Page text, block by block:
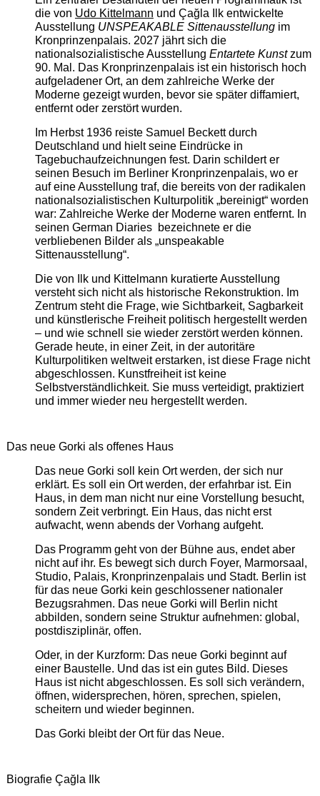
die von Udo Kittelmann und Çağla Ilk entwickelte
Ausstellung UNSPEAKABLE Sittenausstellungim
Kronprinzenpalais. 2027 jährt sich die
nationalsozialistische Ausstellung Entartete Kunstzum
90. Mal. Das Kronprinzenpalais ist ein historisch hoch
aufgeladener Ort, an dem zahlreiche Werke der
Moderne gezeigt wurden, bevor sie später diffamiert,
entfernt oder zerstört wurden.
Im Herbst 1936 reiste Samuel Beckett durch
Deutschland und hielt seine Eindrücke in
Tagebuchaufzeichnungen fest. Darin schildert er
seinen Besuch im Berliner Kronprinzenpalais, wo er
auf eine Ausstellung traf, die bereits von der radikalen
nationalsozialistischen Kulturpolitik „bereinigt“ worden
war: Zahlreiche Werke der Moderne waren entfernt. In
seinen German Diaries bezeichnete er die
verbliebenen Bilder als „unspeakable
Sittenausstellung“.
Die von Ilk und Kittelmann kuratierte Ausstellung
versteht sich nicht als historische Rekonstruktion. Im
Zentrum steht die Frage, wie Sichtbarkeit, Sagbarkeit
und künstlerische Freiheit politisch hergestellt werden
– und wie schnell sie wieder zerstört werden können.
Gerade heute, in einer Zeit, in der autoritäre
Kulturpolitiken weltweit erstarken, ist diese Frage nicht
abgeschlossen. Kunstfreiheit ist keine
Selbstverständlichkeit. Sie muss verteidigt, praktiziert
und immer wieder neu hergestellt werden.
Das neue Gorki als offenes Haus
Das neue Gorki soll kein Ort werden, der sich nur
erklärt. Es soll ein Ort werden, der erfahrbar ist. Ein
Haus, in dem man nicht nur eine Vorstellung besucht,
sondern Zeit verbringt. Ein Haus, das nicht erst
aufwacht, wenn abends der Vorhang aufgeht.
Das Programm geht von der Bühne aus, endet aber
nicht auf ihr. Es bewegt sich durch Foyer, Marmorsaal,
Studio, Palais, Kronprinzenpalais und Stadt. Berlin ist
für das neue Gorki kein geschlossener nationaler
Bezugsrahmen. Das neue Gorki will Berlin nicht
abbilden, sondern seine Struktur aufnehmen: global,
postdisziplinär, offen.
Oder, in der Kurzform: Das neue Gorki beginnt auf
einer Baustelle. Und das ist ein gutes Bild. Dieses
Haus ist nicht abgeschlossen. Es soll sich verändern,
öffnen, widersprechen, hören, sprechen, spielen,
scheitern und wieder beginnen.
Das Gorki bleibt der Ort für das Neue.
Biografie Çağla Ilk